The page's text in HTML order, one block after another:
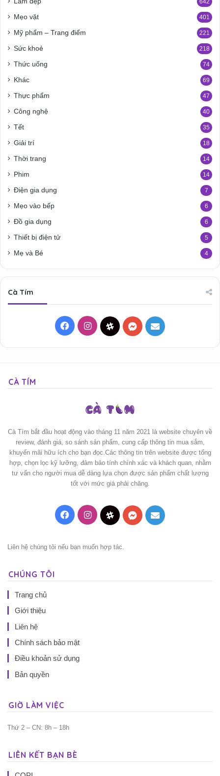
Mẹo vặt 401
Mỹ phẩm – Trang điểm 221
Sức khoẻ 218
Thức uống 74
Khác 69
Thực phẩm 47
Công nghệ 40
Tết 35
Giải trí 18
Thời trang 14
Phim 14
Điện gia dụng 7
Mẹo vào bếp 6
Đồ gia dụng 6
Thiết bị điện tử 5
Mẹ và Bé 4
Cà Tím
FacebookInstagramThreadsMessenger
Mail
CÀ TÍM
Cà Tím bắt đầu hoạt động vào tháng 11 năm 2021 là website chuyên về
review, đánh giá, so sánh sản phẩm, cung cấp thông tin mua sắm,
khuyến mãi hữu ích cho bạn đọc.Các thông tin trên website được tổng
hợp, chọn lọc kỹ lưỡng, đảm bảo tính chính xác và khách quan, nhằm
tư vấn cho người mua dễ dàng lựa chọn được sản phẩm chất lượng
tốt với mức giá phải chăng.
FacebookInstagramThreadsMessenger
Mail
Liên hệ chúng tôi nếu bạn muốn hợp tác.
CHÚNG TÔI
Trang chủ
Giới thiệu
Liên hệ
Chính sách bảo mật
Điều khoản sử dụng
Bản quyền
GIỜ LÀM VIỆC
Thứ 2 – CN: 8h – 18h
LIÊN KẾT BẠN BÈ